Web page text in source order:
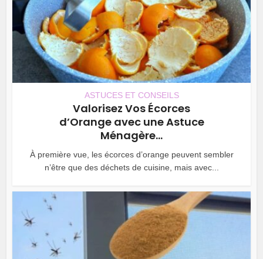
ASTUCES ET CONSEILS
Valorisez Vos Écorces
d’Orange avec une Astuce
Ménagère...
À première vue, les écorces d’orange peuvent sembler
n’être que des déchets de cuisine, mais avec...